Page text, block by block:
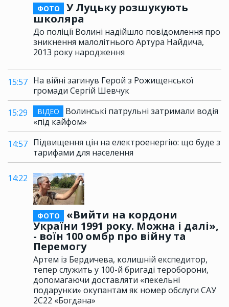
ФОТО
У Луцьку розшукують
школяра
До поліції Волині надійшло повідомлення про
зникнення малолітнього Артура Найдича,
2013 року народження
15:57 На війні загинув Герой з Рожищенської
громади Сергій Шевчук
15:29
ВІДЕО
Волинські патрульні затримали водія
«під кайфом»
14:57 Підвищення цін на електроенергію: що буде з
тарифами для населення
14:22
ФОТО
«Вийти на кордони
України 1991 року. Можна і далі»,
- воїн 100 омбр про війну та
Перемогу
Артем із Бердичева, колишній експедитор,
тепер служить у 100-й бригаді тероборони,
допомагаючи доставляти «пекельні
подарунки» окупантам як номер обслуги САУ
2С22 «Богдана»